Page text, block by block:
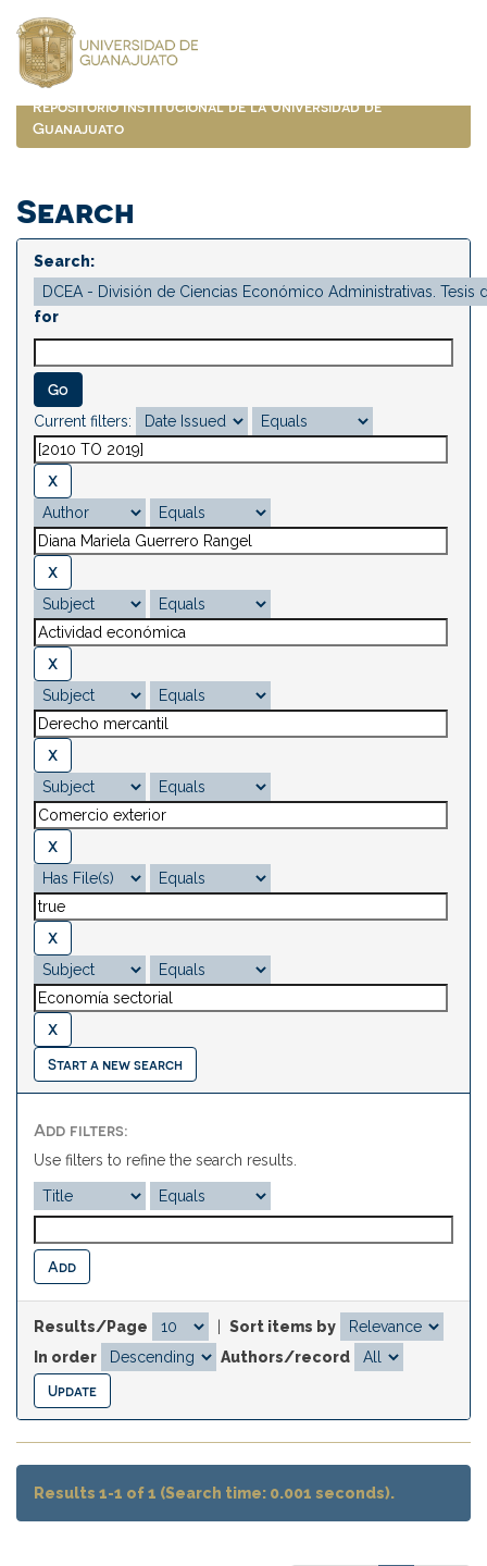
navigation
Repositorio Institucional de la Universidad de
Guanajuato
Search
Search:
for
Current filters:
Start a new search
Add filters:
Use filters to refine the search results.
Results/Page
Sort items by
In order
Authors/record
Results 1-1 of 1 (Search time: 0.001 seconds).